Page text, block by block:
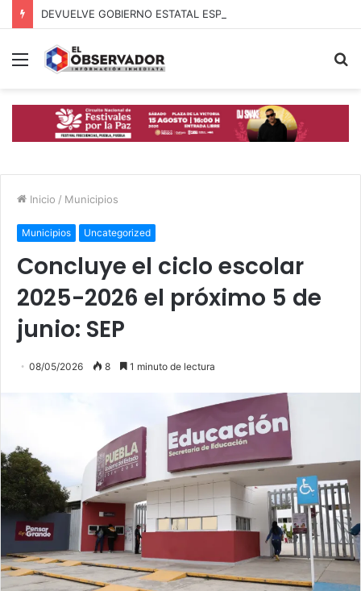
Menú
Inicio / Municipios
Municipios Uncategorized
Concluye el ciclo escolar
2025-2026 el próximo 5 de
junio: SEP
08/05/2026 8 1 minuto de lectura